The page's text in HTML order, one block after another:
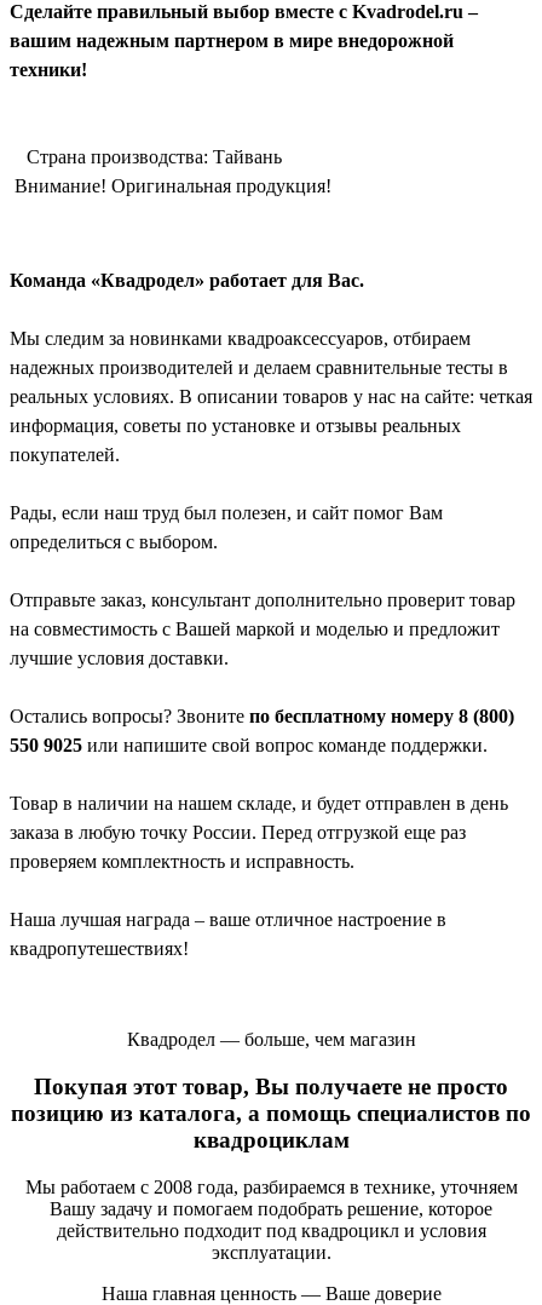
Сделайте правильный выбор вместе с Kvadrodel.ru –
вашим надежным партнером в мире внедорожной
техники!
Страна производства: Тайвань
Внимание! Оригинальная продукция!
Команда «Квадродел» работает для Вас.
Мы следим за новинками квадроаксессуаров, отбираем
надежных производителей и делаем сравнительные тесты в
реальных условиях. В описании товаров у нас на сайте: четкая
информация, советы по установке и отзывы реальных
покупателей.
Рады, если наш труд был полезен, и сайт помог Вам
определиться с выбором.
Отправьте заказ, консультант дополнительно проверит товар
на совместимость с Вашей маркой и моделью и предложит
лучшие условия доставки.
Остались вопросы? Звоните по бесплатному номеру 8 (800)
550 9025 или напишите свой вопрос команде поддержки.
Товар в наличии на нашем складе, и будет отправлен в день
заказа в любую точку России. Перед отгрузкой еще раз
проверяем комплектность и исправность.
Наша лучшая награда – ваше отличное настроение в
квадропутешествиях!
Квадродел — больше, чем магазин
Покупая этот товар, Вы получаете не просто
позицию из каталога, а помощь специалистов по
квадроциклам
Мы работаем с 2008 года, разбираемся в технике, уточняем
Вашу задачу и помогаем подобрать решение, которое
действительно подходит под квадроцикл и условия
эксплуатации.
Наша главная ценность — Ваше доверие